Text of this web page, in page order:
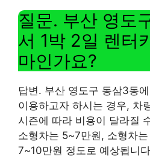
질문. 부산 영도
서 1박 2일 렌터
마인가요?
답변. 부산 영도구 동삼3동
이용하고자 하시는 경우, 차
시즌에 따라 비용이 달라질
소형차는 5~7만원, 소형차
7~10만원 정도로 예상됩니